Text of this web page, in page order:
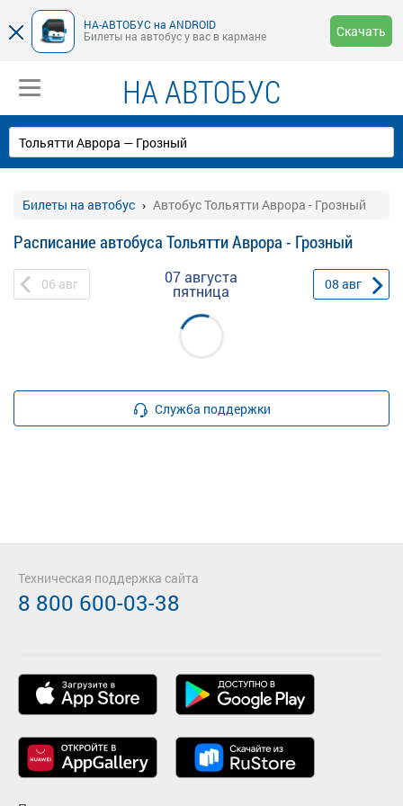
НА-АВТОБУС на ANDROID
Билеты на автобус у вас в кармане
Скачать
НА АВТОБУС
Билеты на автобус Автобус Тольятти Аврора - Грозный
Расписание автобуса Тольятти Аврора - Грозный
06 авг 07 августа
пятница 08 авг
Служба поддержки
Техническая поддержка сайта
8 800 600-03-38